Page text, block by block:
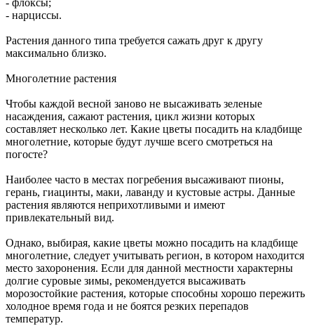
- флоксы;
- нарциссы.
Растения данного типа требуется сажать друг к другу
максимально близко.
Многолетние растения
Чтобы каждой весной заново не высаживать зеленые
насаждения, сажают растения, цикл жизни которых
составляет несколько лет. Какие цветы посадить на кладбище
многолетние, которые будут лучше всего смотреться на
погосте?
Наиболее часто в местах погребения высаживают пионы,
герань, гиацинты, маки, лаванду и кустовые астры. Данные
растения являются неприхотливыми и имеют
привлекательный вид.
Однако, выбирая, какие цветы можно посадить на кладбище
многолетние, следует учитывать регион, в котором находится
место захоронения. Если для данной местности характерны
долгие суровые зимы, рекомендуется высаживать
морозостойкие растения, которые способны хорошо пережить
холодное время года и не боятся резких перепадов
температур.